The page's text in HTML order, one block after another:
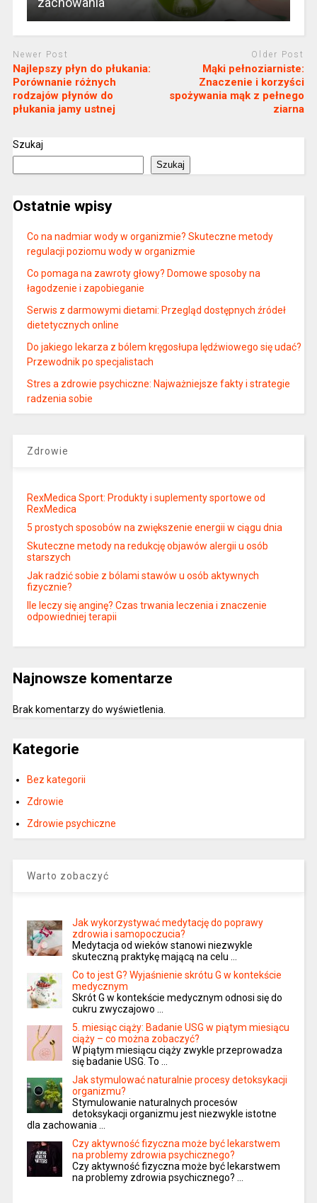
Newer Post
Najlepszy płyn do płukania:
Porównanie różnych
rodzajów płynów do
płukania jamy ustnej
Older Post
Mąki pełnoziarniste:
Znaczenie i korzyści
spożywania mąk z pełnego
ziarna
Szukaj
Szukaj
Ostatnie wpisy
Co na nadmiar wody w organizmie? Skuteczne metody
regulacji poziomu wody w organizmie
Co pomaga na zawroty głowy? Domowe sposoby na
łagodzenie i zapobieganie
Serwis z darmowymi dietami: Przegląd dostępnych źródeł
dietetycznych online
Do jakiego lekarza z bólem kręgosłupa lędźwiowego się udać?
Przewodnik po specjalistach
Stres a zdrowie psychiczne: Najważniejsze fakty i strategie
radzenia sobie
Zdrowie
RexMedica Sport: Produkty i suplementy sportowe od
RexMedica
5 prostych sposobów na zwiększenie energii w ciągu dnia
Skuteczne metody na redukcję objawów alergii u osób
starszych
Jak radzić sobie z bólami stawów u osób aktywnych
fizycznie?
Ile leczy się anginę? Czas trwania leczenia i znaczenie
odpowiedniej terapii
Najnowsze komentarze
Brak komentarzy do wyświetlenia.
Kategorie
Bez kategorii
Zdrowie
Zdrowie psychiczne
Warto zobaczyć
Jak wykorzystywać medytację do poprawy
zdrowia i samopoczucia?
Medytacja od wieków stanowi niezwykle
skuteczną praktykę mającą na celu …
Co to jest G? Wyjaśnienie skrótu G w kontekście
medycznym
Skrót G w kontekście medycznym odnosi się do
cukru zwyczajowo …
5. miesiąc ciąży: Badanie USG w piątym miesiącu
ciąży – co można zobaczyć?
W piątym miesiącu ciąży zwykle przeprowadza
się badanie USG. To …
Jak stymulować naturalnie procesy detoksykacji
organizmu?
Stymulowanie naturalnych procesów
detoksykacji organizmu jest niezwykle istotne
dla zachowania …
Czy aktywność fizyczna może być lekarstwem
na problemy zdrowia psychicznego?
Czy aktywność fizyczna może być lekarstwem
na problemy zdrowia psychicznego? …